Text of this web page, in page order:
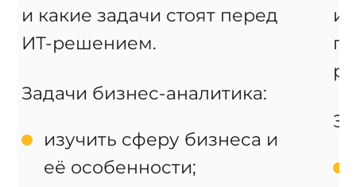
и какие задачи стоят перед
ИТ-решением.
Задачи бизнес-аналитика:
изучить сферу бизнеса и
её особенности;